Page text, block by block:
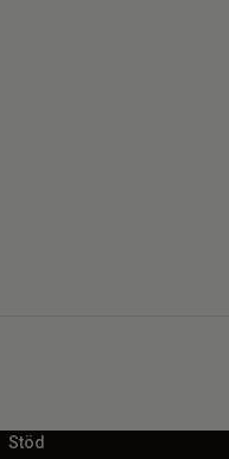
Stöd